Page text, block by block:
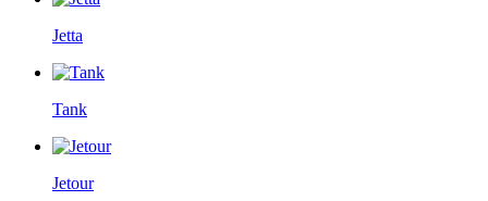
Jetta
Tank
Jetour